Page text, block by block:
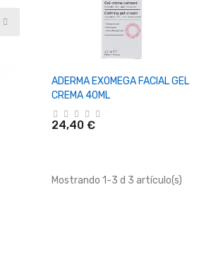
+ Añadir Al Carrito
ADERMA EXOMEGA FACIAL GEL
CREMA 40ML
24,40 €
Mostrando 1-3 d 3 artículo(s)